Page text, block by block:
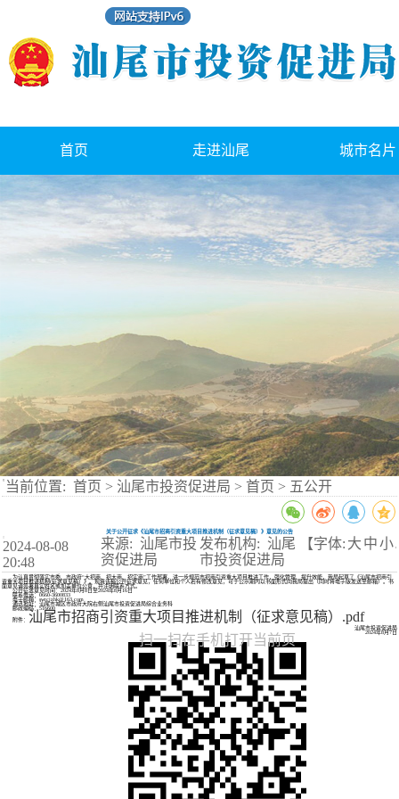
首页 走进汕尾 城市名片
当前位置: 首页 > 汕尾市投资促进局 > 首页 > 五公开
关于公开征求《汕尾市招商引资重大项目推进机制（征求意见稿）》意见的公告
2024-08-08
20:48
来源: 汕尾市投
资促进局
发布机构: 汕尾
市投资促进局
【字体: 大 中小
为认真贯彻落实市委、市政府“大招商、招大商、招实商”工作部署，进一步规范市招商引资重大项目推进工作，强化管理、提升效能，我局起草了《汕尾市招商引
资重大项目推进机制(征求意见稿）》。现将该稿公开征求意见，任何单位和个人若有修改意见，可于公示期内以书面形式向我局提出（同时将电子版发送至邮箱）。书
面意见请签署真实姓名或加盖单位公章，并注明联系方式。
公开征求意见时间：2024年8月8日至2024年8月16日
联系电话：0660-3600833
电子邮箱：swtcjzhk@163.com
通讯地址：汕尾市城区市政府大院右侧汕尾市投资促进局综合业务科
邮政编码：516600
附件： 汕尾市招商引资重大项目推进机制（征求意见稿）.pdf
汕尾市投资促进局
2024年8月7日
扫一扫在手机打开当前页